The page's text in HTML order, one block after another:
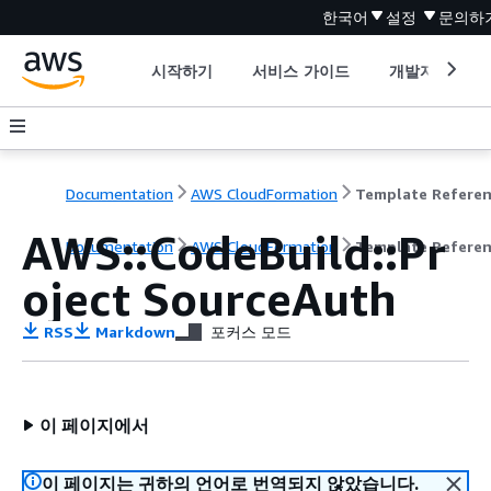
한국어 설정 문의하
시작하기 서비스 가이드 개발자 도구
Documentation AWS CloudFormation Template
Documentation AWS CloudFormation Template
AWS::CodeBuild::Pr
oject SourceAuth
RSS Markdown 포커스 모드
이 페이지에서
이 페이지는 귀하의 언어로 번역되지 않았습니다.